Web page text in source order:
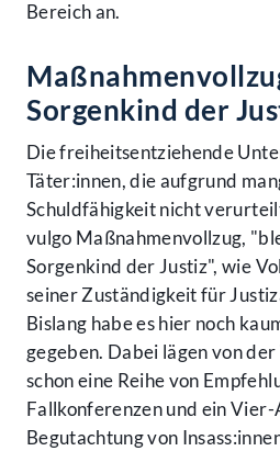
Bereich an.
Sorgenkind der
Die freiheitsentziehende
Täter:innen, die aufgrund
Schuldfähigkeit nicht
vulgo Maßnahmenvollzug,
Sorgenkind der Justiz", wie
seiner Zuständigkeit für
Bislang habe es hier noch
gegeben. Dabei lägen von
schon eine Reihe von
Fallkonferenzen und ein
Begutachtung von